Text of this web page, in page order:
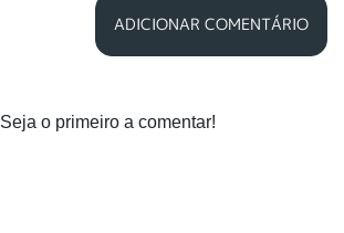
ADICIONAR COMENTÁRIO
Seja o primeiro a comentar!